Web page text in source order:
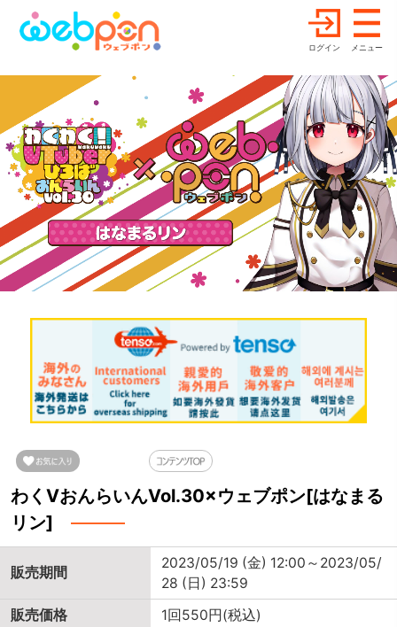
ログイン メニュー
わくVおんらいんVol.30×ウェブポン[はなまる
リン]
販売期間
2023/05/19 (金) 12:00～2023/05/
28 (日) 23:59
販売価格
1回550円(税込)